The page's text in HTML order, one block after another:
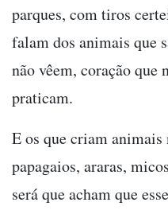
parques, com tiros
falam dos animais que
não vêem, coração que
praticam.
E os que criam
papagaios, araras,
será que acham que